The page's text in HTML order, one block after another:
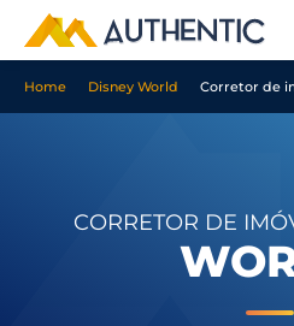
Home Disney World Corretor de
CORRETOR DE